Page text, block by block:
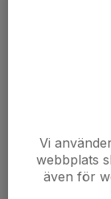
Vi
webbplats
även för